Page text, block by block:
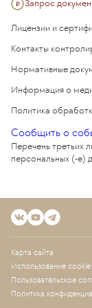
Запрос
Лицензии и
Контакты
Нормативные
Информация о
Политика
Сообщить о
Перечень третьих
персональных (-е)
Карта сайта
Использование cookie
Пользовательское
Политика